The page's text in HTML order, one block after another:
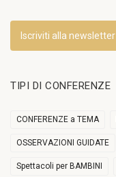
Iscriviti alla newsletter
TIPI DI CONFERENZE
CONFERENZE a TEMA
OSSERVAZIONI GUIDATE
Spettacoli per BAMBINI